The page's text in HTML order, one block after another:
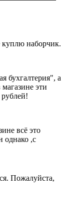
наборчик.
бухгалтерия", а
эти
всё это
однако ,с
Пожалуйста,